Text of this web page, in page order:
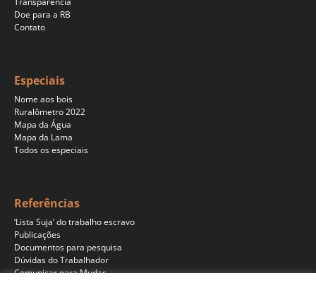
Doe para a RB
Contato
Especiais
Nome aos bois
Ruralômetro 2022
Mapa da Água
Mapa da Lama
Todos os especiais
Referências
‘Lista Suja’ do trabalho escravo
Publicações
Documentos para pesquisa
Dúvidas do Trabalhador
Comunicar para Mudar